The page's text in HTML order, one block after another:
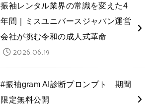
振袖レンタル業界の常識を変えた4
年間｜ミスユニバースジャパン運営
会社が挑む令和の成人式革命
2026.06.19
#振袖gram AI診断プロンプト 期間
限定無料公開